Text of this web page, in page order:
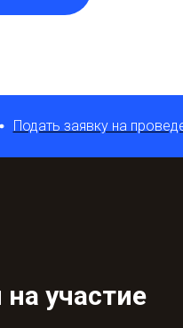
Подать заявку на
участие